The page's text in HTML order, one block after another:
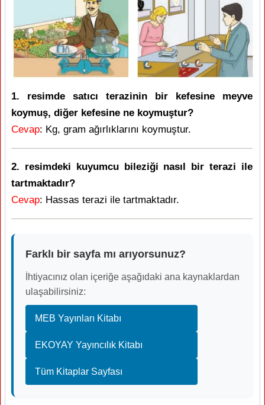
1. resimde satıcı terazinin bir kefesine meyve
koymuş, diğer kefesine ne koymuştur?
Cevap: Kg, gram ağırlıklarını koymuştur.
2. resimdeki kuyumcu bileziği nasıl bir terazi ile
tartmaktadır?
Cevap: Hassas terazi ile tartmaktadır.
Farklı bir sayfa mı arıyorsunuz?
İhtiyacınız olan içeriğe aşağıdaki ana kaynaklardan
ulaşabilirsiniz:
MEB Yayınları Kitabı
EKOYAY Yayıncılık Kitabı
Tüm Kitaplar Sayfası